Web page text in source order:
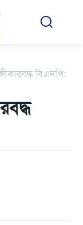
বিএনপি: